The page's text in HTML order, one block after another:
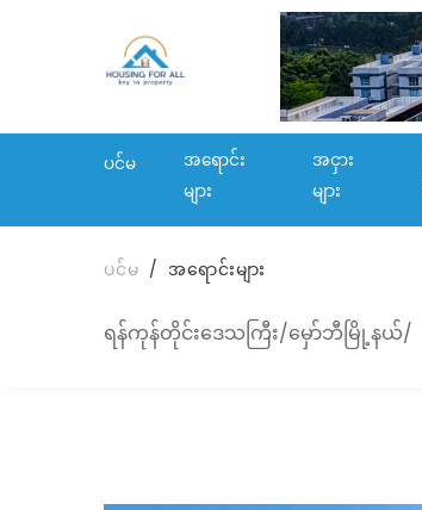
ပင်မ
အရောင်း
များ
အငှား
များ
ပင်မ အရောင်းများ
ရန်ကုန်တိုင်းဒေသကြီး/မှော်ဘီမြို့နယ်/